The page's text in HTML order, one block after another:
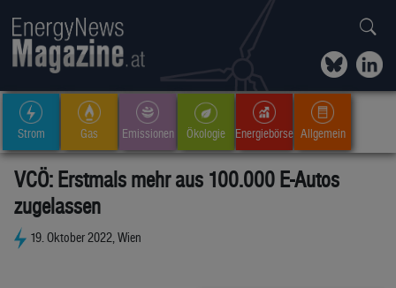
Strom Gas Emissionen Ökologie Energiebörse Allgemein
VCÖ: Erstmals mehr aus 100.000 E-Autos
zugelassen
19. Oktober 2022, Wien